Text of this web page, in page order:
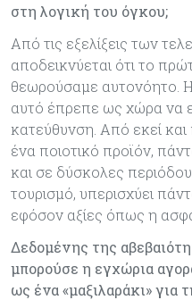
στη λογική του όγκου;
Από τις εξελίξεις των
αποδεικνύεται ότι το
θεωρούσαμε αυτονόητο. Η
αυτό έπρεπε ως χώρα να
κατεύθυνση. Από εκεί
ένα ποιοτικό προϊόν,
και σε δύσκολες
τουρισμό, υπερισχύει
εφόσον αξίες όπως η
Δεδομένης της
μπορούσε η εγχώρια
ως ένα «μαξιλαράκι» για